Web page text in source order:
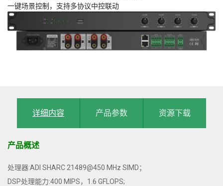
一键场景控制，支持多协议中控联动
详细内容 产品参数 资源下载
产品概述
处理器:ADI SHARC 21489@450 MHz SIMD；
DSP处理能力:400 MIPS，1.6 GFLOPS;